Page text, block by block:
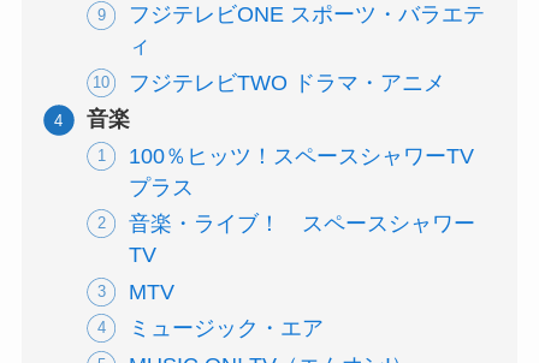
フジテレビONE スポーツ・バラエテ
ィ
フジテレビTWO ドラマ・アニメ
音楽
100％ヒッツ！スペースシャワーTV
プラス
音楽・ライブ！ スペースシャワー
TV
MTV
ミュージック・エア